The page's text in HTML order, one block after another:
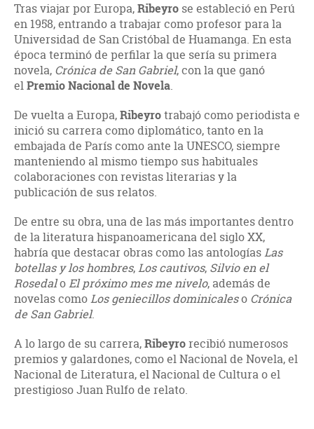
Tras viajar por Europa,Ribeyro se estableció en Perú
en 1958, entrando a trabajar como profesor para la
Universidad de San Cristóbal de Huamanga. En esta
época terminó de perfilar la que sería su primera
novela, Crónica de San Gabriel, con la que ganó
elPremio Nacional de Novela.
De vuelta a Europa,Ribeyrotrabajó como periodista e
inició su carrera como diplomático, tanto en la
embajada de París como ante la UNESCO, siempre
manteniendo al mismo tiempo sus habituales
colaboraciones con revistas literarias y la
publicación de sus relatos.
De entre su obra, una de las más importantes dentro
de la literatura hispanoamericana del siglo XX,
habría que destacar obras como las antologíasLas
botellas y los hombres,Los cautivos, Silvio en el
RosedaloEl próximo mes me nivelo, además de
novelas comoLos geniecillos dominicaleso Crónica
de San Gabriel.
A lo largo de su carrera,Ribeyrorecibió numerosos
premios y galardones, como el Nacional de Novela, el
Nacional de Literatura, el Nacional de Cultura o el
prestigioso Juan Rulfo de relato.